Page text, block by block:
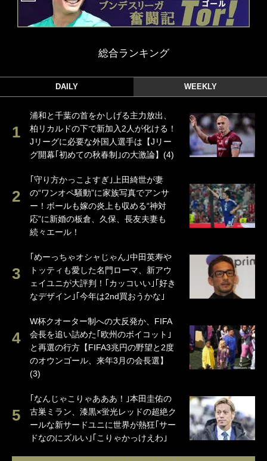
総合ランキング
DAILY WEEKLY
浦和と千葉の首をかしげる主力放出、
柏リカルドの下で新加入2人が化ける！
Jリーグに必要な外国人選手は【Jリー
グ開幕｢初めての秋春制｣の大激論】(4)
｢守り方かっこよすぎ｣上田綺世が妻
の“ワンオペ騒動”に家族写真でアンサ
ー！ボールも嫁の炎上も収める“神対
応”に新婚の板倉、久保、長友夫妻も
続々エール！
｢めーっちゃオシャじゃん｣中田英寿や
トッティも愛した名門ローマ、新アウ
ェイユニが大評判！｢カッコいい｣｢好き
なデザイン｣｢今年は2nd買おうかな｣
W杯クオーター制への大反発か、FIFA
会長を追い詰めた｢欧州のボイコット｣
と再選の行方【FIFA3兆円の野望と2度
のオウンゴール、来年3月の会長選】
(3)
｢なんじゃこりゃあああ！｣本田圭佑の
古巣ミラン、漆黒×蛍光レッドの超絶ク
ールな新サードユニに世界が熱狂｢サー
ドなのにズルい｣｢こりゃかっけえわ｣